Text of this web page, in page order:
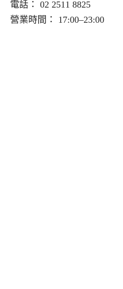
電話： 02 2511 8825
營業時間： 17:00–23:00